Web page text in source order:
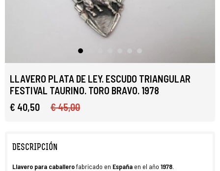
LLAVERO PLATA DE LEY. ESCUDO TRIANGULAR
FESTIVAL TAURINO. TORO BRAVO. 1978
€ 40,50
€ 45,00
DESCRIPCIÓN
Llavero para caballerofabricado en España en el año 1978.